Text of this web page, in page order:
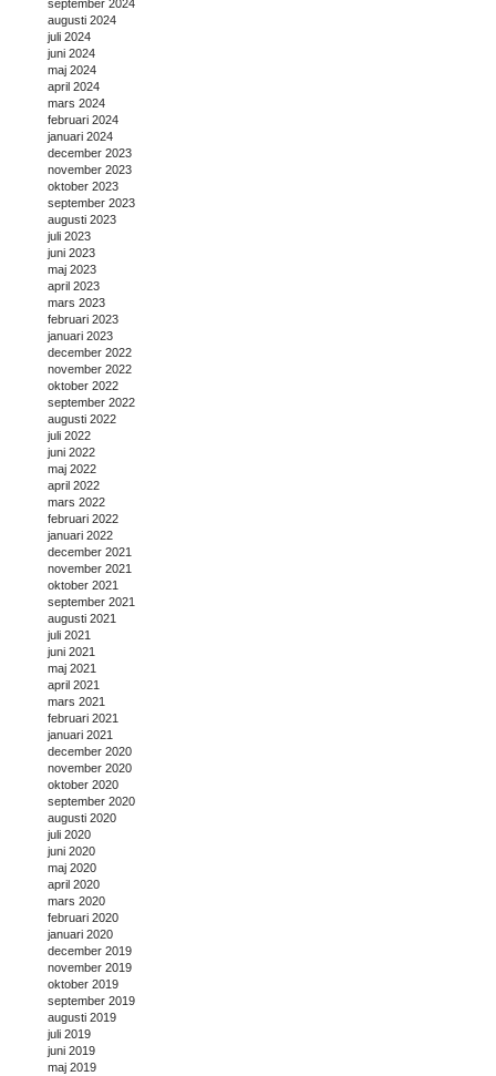
september 2024
augusti 2024
juli 2024
juni 2024
maj 2024
april 2024
mars 2024
februari 2024
januari 2024
december 2023
november 2023
oktober 2023
september 2023
augusti 2023
juli 2023
juni 2023
maj 2023
april 2023
mars 2023
februari 2023
januari 2023
december 2022
november 2022
oktober 2022
september 2022
augusti 2022
juli 2022
juni 2022
maj 2022
april 2022
mars 2022
februari 2022
januari 2022
december 2021
november 2021
oktober 2021
september 2021
augusti 2021
juli 2021
juni 2021
maj 2021
april 2021
mars 2021
februari 2021
januari 2021
december 2020
november 2020
oktober 2020
september 2020
augusti 2020
juli 2020
juni 2020
maj 2020
april 2020
mars 2020
februari 2020
januari 2020
december 2019
november 2019
oktober 2019
september 2019
augusti 2019
juli 2019
juni 2019
maj 2019